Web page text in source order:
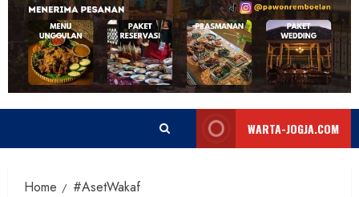
WARTA-JOGJA.COM
Home #AsetWakaf